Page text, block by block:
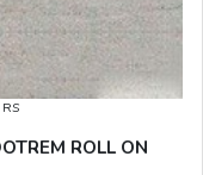
ROLL ON